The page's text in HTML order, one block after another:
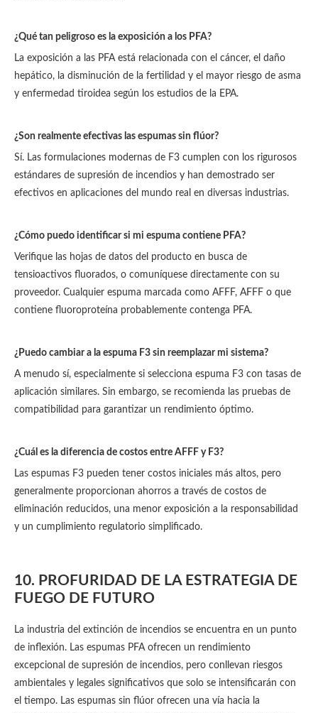
¿Qué tan peligroso es la exposición a los PFA?
La exposición a las PFA está relacionada con el cáncer, el daño
hepático, la disminución de la fertilidad y el mayor riesgo de asma
y enfermedad tiroidea según los estudios de la EPA.
¿Son realmente efectivas las espumas sin flúor?
Sí. Las formulaciones modernas de F3 cumplen con los rigurosos
estándares de supresión de incendios y han demostrado ser
efectivos en aplicaciones del mundo real en diversas industrias.
¿Cómo puedo identificar si mi espuma contiene PFA?
Verifique las hojas de datos del producto en busca de
tensioactivos fluorados, o comuníquese directamente con su
proveedor. Cualquier espuma marcada como AFFF, AFFF o que
contiene fluoroproteína probablemente contenga PFA.
¿Puedo cambiar a la espuma F3 sin reemplazar mi sistema?
A menudo sí, especialmente si selecciona espuma F3 con tasas de
aplicación similares. Sin embargo, se recomienda las pruebas de
compatibilidad para garantizar un rendimiento óptimo.
¿Cuál es la diferencia de costos entre AFFF y F3?
Las espumas F3 pueden tener costos iniciales más altos, pero
generalmente proporcionan ahorros a través de costos de
eliminación reducidos, una menor exposición a la responsabilidad
y un cumplimiento regulatorio simplificado.
10. PROFURIDAD DE LA ESTRATEGIA DE
FUEGO DE FUTURO
La industria del extinción de incendios se encuentra en un punto
de inflexión. Las espumas PFA ofrecen un rendimiento
excepcional de supresión de incendios, pero conllevan riesgos
ambientales y legales significativos que solo se intensificarán con
el tiempo. Las espumas sin flúor ofrecen una vía hacia la